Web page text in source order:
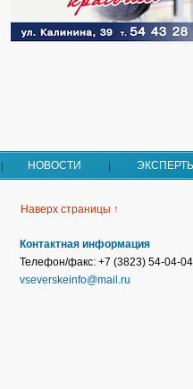
НОВОСТИ ЭКСПЕРТЫ
Наверх страницы ↑
Контактная информация
Телефон/факс: +7 (3823) 54-04-
vseverskeinfo@mail.ru